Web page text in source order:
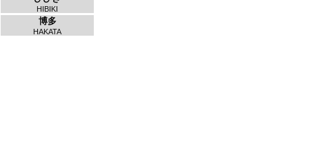
HIBIKI
博多
HAKATA